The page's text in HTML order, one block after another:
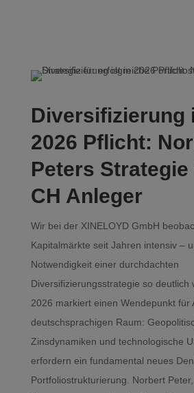
Diversifizierung
2026 Pflicht:
Peters Strategie
CH Anleger
Wir bei der XINELOYD GmbH
Kapitalmärkte seit Jahren intensiv –
Notwendigkeit einer durchdachten
Diversifizierungsstrategie so deutlich
2026 markiert einen Wendepunkt für
deutschsprachigen Raum:
Zinsdynamiken und technologische
erfordern ein fundamental neues
Portfoliostrukturierung. Norbert